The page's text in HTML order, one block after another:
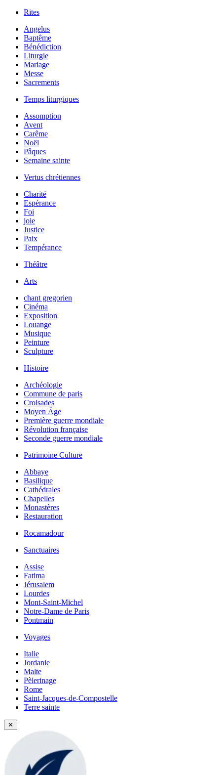
Rites
Angelus
Baptême
Bénédiction
Liturgie
Mariage
Messe
Sacrements
Temps liturgiques
Assomption
Avent
Carême
Noël
Pâques
Semaine sainte
Vertus chrétiennes
Charité
Espérance
Foi
joie
Justice
Paix
Tempérance
Théâtre
Arts
chant gregorien
Cinéma
Exposition
Louange
Musique
Peinture
Sculpture
Histoire
Archéologie
Commune de paris
Croisades
Moyen Âge
Première guerre mondiale
Révolution française
Seconde guerre mondiale
Patrimoine Culture
Abbaye
Basilique
Cathédrales
Chapelles
Monastères
Restauration
Rocamadour
Sanctuaires
Assise
Fatima
Jérusalem
Lourdes
Mont-Saint-Michel
Notre-Dame de Paris
Pontmain
Voyages
Italie
Jordanie
Malte
Pèlerinage
Rome
Saint-Jacques-de-Compostelle
Terre sainte
✕